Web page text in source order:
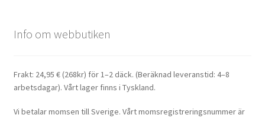
Info om webbutiken
Frakt: 24,95 € (268kr) för 1–2 däck. (Beräknad leveranstid: 4–8
arbetsdagar). Vårt lager finns i Tyskland.
Vi betalar momsen till Sverige. Vårt momsregistreringsnummer är